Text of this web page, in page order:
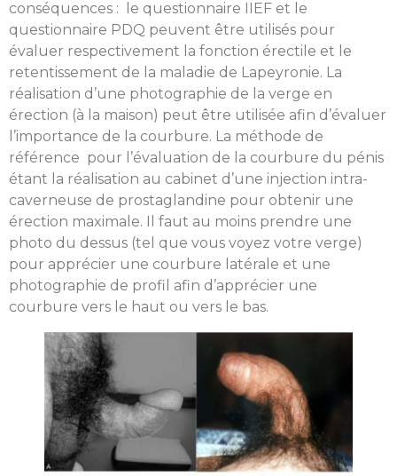
conséquences : le questionnaire IIEF et le
questionnaire PDQ peuvent être utilisés pour
évaluer respectivement la fonction érectile et le
retentissement de la maladie de Lapeyronie. La
réalisation d’une photographie de la verge en
érection (à la maison) peut être utilisée afin d’évaluer
l’importance de la courbure. La méthode de
référence pour l’évaluation de la courbure du pénis
étant la réalisation au cabinet d’une injection intra-
caverneuse de prostaglandine pour obtenir une
érection maximale. Il faut au moins prendre une
photo du dessus (tel que vous voyez votre verge)
pour apprécier une courbure latérale et une
photographie de profil afin d’apprécier une
courbure vers le haut ou vers le bas.